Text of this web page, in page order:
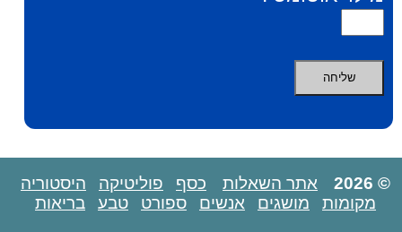
© 2026 אתר השאלות כסף פוליטיקה
היסטוריה
מקומות
מושגים אנשים ספורט טבע בריאות